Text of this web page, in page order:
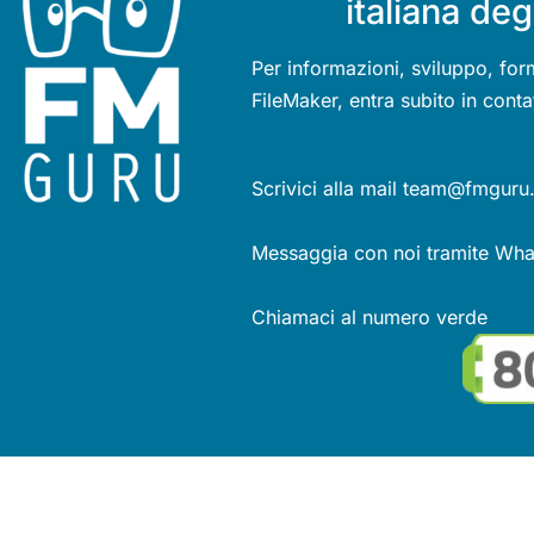
italiana
Per informazioni, sviluppo,
FileMaker, entra subito in
Scrivici alla mail
Messaggia con noi tramite
Chiamaci al numero verde